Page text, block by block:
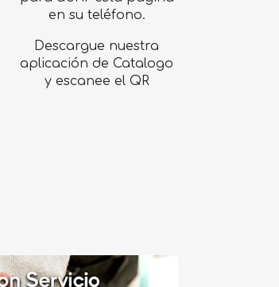
Descargue nuestra
aplicación de Catalogo
y escanee el QR